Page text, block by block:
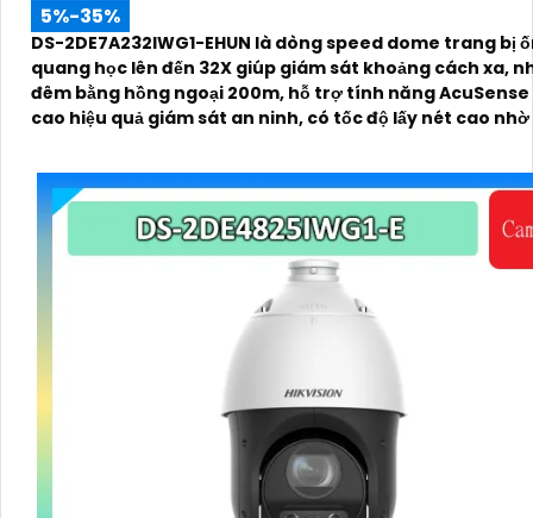
5%-35%
DS-2DE7A232IWG1-EHUN là dòng speed dome trang bị
quang học lên đến 32X giúp giám sát khoảng cách xa,
đêm bằng hồng ngoại 200m, hỗ trợ tính năng
cao hiệu quả giám sát an ninh, có tốc độ lấy nét cao